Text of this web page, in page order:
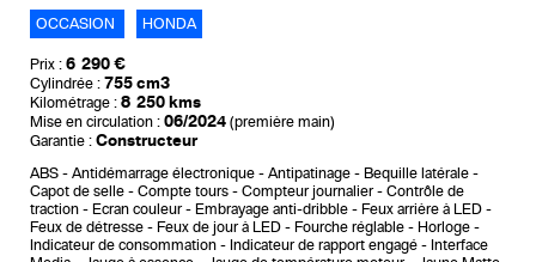
OCCASION HONDA
Prix : 6 290 €
Cylindrée : 755 cm3
Kilométrage : 8 250 kms
Mise en circulation : 06/2024 (première main)
Garantie : Constructeur
ABS Antidémarrage électronique Antipatinage
Bequille latérale
Capot de selle
Compte tours Compteur journalier
Contrôle de
traction
Ecran couleur Embrayage anti-dribble
Feux arrière à LED
Feux de détresse
Feux de jour à LED Fourche réglable
Horloge
Indicateur de consommation
Indicateur de rapport engagé
Interface